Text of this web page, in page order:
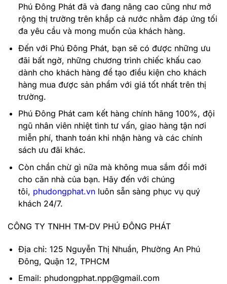
Phú Đông Phát đã và đang nâng cao cũng như mở
rộng thị trường trên khắp cả nước nhằm đáp ứng tối
đa yêu cầu và mong muốn của khách hàng.
Đến với Phú Đông Phát, bạn sẽ có được những ưu
đãi bất ngờ, những chương trình chiếc khấu cao
dành cho khách hàng để tạo điều kiện cho khách
hàng mua được sản phẩm với giá tốt nhất trên thị
trường.
Phú Đông Phát cam kết hàng chính hãng 100%, đội
ngũ nhân viên nhiệt tình tư vấn, giao hàng tận nơi
miễn phí, thanh toán khi nhận hàng và các chính
sách ưu đãi khác.
Còn chần chừ gì nữa mà không mua sắm đổi mới
cho căn nhà của bạn. Hãy đến với chúng
tôi, phudongphat.vnluôn sẵn sàng phục vụ quý
khách 24/7.
CÔNG TY TNHH TM-DV PHÚ ĐÔNG PHÁT
Địa chỉ: 125 Nguyễn Thị Nhuần, Phường An Phú
Đông, Quận 12, TPHCM
Email: phudongphat.npp@gmail.com